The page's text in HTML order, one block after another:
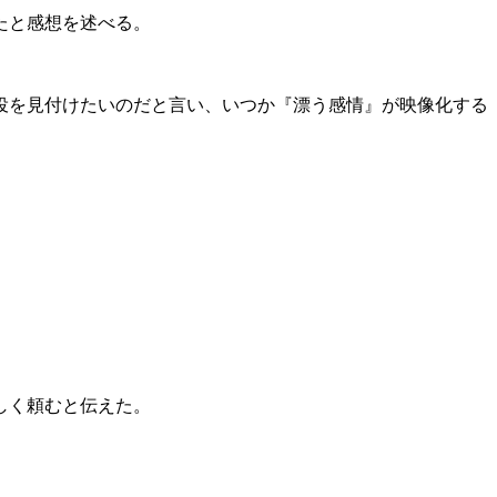
感想を述べる。
見付けたいのだと言い、いつか『漂う感情』が映像化する
頼むと伝えた。